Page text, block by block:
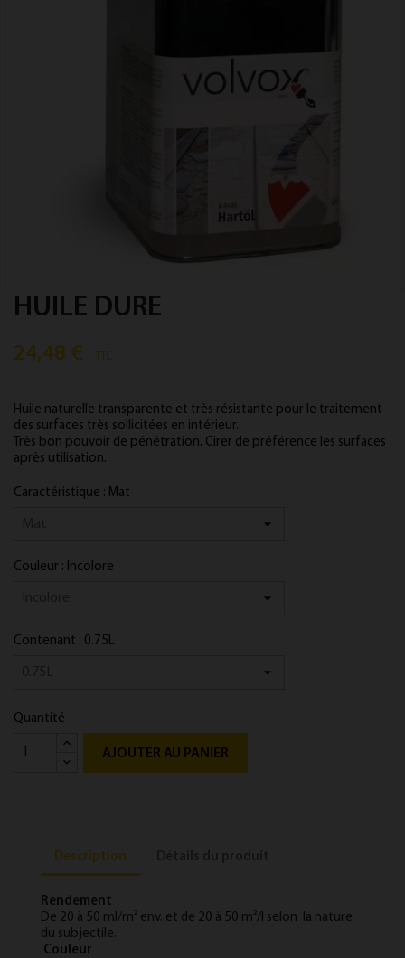
HUILE DURE
24,48 € TTC
Huile naturelle transparente et très résistante pour le traitement
des surfaces très sollicitées en intérieur.
Très bon pouvoir de pénétration. Cirer de préférence les surfaces
après utilisation.
Caractéristique : Mat
Couleur : Incolore
Contenant : 0.75L
Quantité
AJOUTER AU PANIER
Description
Rendement
De 20 à 50 ml/m² env. et de 20 à 50 m²/l selon la nature
du subjectile.
Couleur